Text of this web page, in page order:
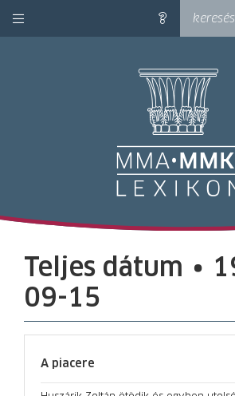
kategóriák
súgó
Teljes dátum ∙
09-15
A piacere